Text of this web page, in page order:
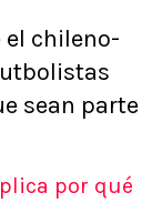
el chileno-
sean parte
por qué